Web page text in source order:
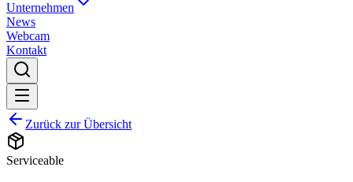
Unternehmen
News
Webcam
Kontakt
Zurück zur Übersicht
Serviceable